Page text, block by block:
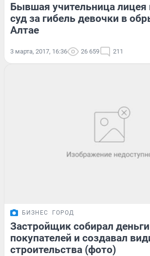
Бывшая учительница
суд за гибель девочки в
Алтае
3 марта, 2017, 16:36 26 659 211
БИЗНЕС ГОРОД
Застройщик собирал
покупателей и создавал
строительства (фото)